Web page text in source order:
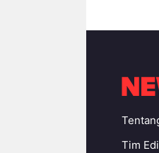
Tim